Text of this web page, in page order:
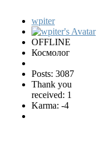
wpiter
OFFLINE
Космолог
Posts: 3087
Thank you
received: 1
Karma: -4